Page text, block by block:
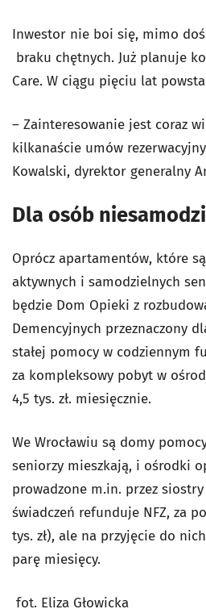
Inwestor nie boi się, mimo
braku chętnych. Już planuje
Care. W ciągu pięciu lat
– Zainteresowanie jest coraz
kilkanaście umów
Kowalski, dyrektor generalny
Dla osób
Oprócz apartamentów, które
aktywnych i samodzielnych
będzie Dom Opieki z
Demencyjnych przeznaczony
stałej pomocy w codziennym
za kompleksowy pobyt w
4,5 tys. zł. miesięcznie.
We Wrocławiu są domy
seniorzy mieszkają, i ośrodki
prowadzone m.in. przez
świadczeń refunduje NFZ, za
tys. zł), ale na przyjęcie do
parę miesięcy.
fot. Eliza Głowicka